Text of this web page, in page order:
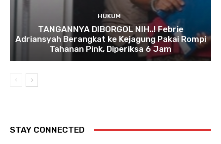
HUKUM
TANGANNYA DIBORGOL NIH..! Febrie
Adriansyah Berangkat ke Kejagung Pakai Rompi
Tahanan Pink, Diperiksa 6 Jam
STAY CONNECTED